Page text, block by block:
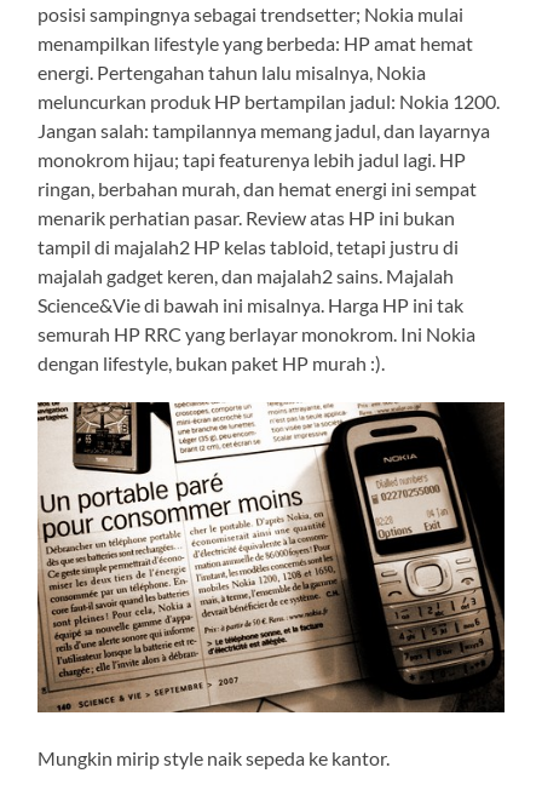
posisi sampingnya sebagai trendsetter; Nokia mulai
menampilkan lifestyle yang berbeda: HP amat hemat
energi. Pertengahan tahun lalu misalnya, Nokia
meluncurkan produk HP bertampilan jadul: Nokia 1200.
Jangan salah: tampilannya memang jadul, dan layarnya
monokrom hijau; tapi featurenya lebih jadul lagi. HP
ringan, berbahan murah, dan hemat energi ini sempat
menarik perhatian pasar. Review atas HP ini bukan
tampil di majalah2 HP kelas tabloid, tetapi justru di
majalah gadget keren, dan majalah2 sains. Majalah
Science&Vie di bawah ini misalnya. Harga HP ini tak
semurah HP RRC yang berlayar monokrom. Ini Nokia
dengan lifestyle, bukan paket HP murah :).
Mungkin mirip style naik sepeda ke kantor.